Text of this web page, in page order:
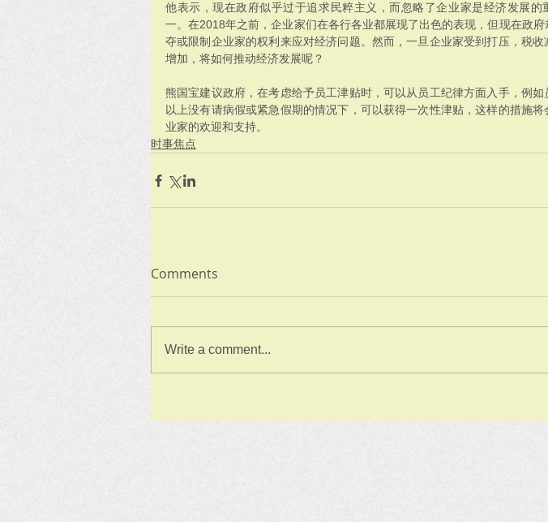
他表示，现在政府似乎过于追求民粹主义，而忽略了企业家是经济发展的
一。在2018年之前，企业家们在各行各业都展现了出色的表现，但现在政府
夺或限制企业家的权利来应对经济问题。然而，一旦企业家受到打压，税收
增加，将如何推动经济发展呢？
熊国宝建议政府，在考虑给予员工津贴时，可以从员工纪律方面入手，例如
以上没有请病假或紧急假期的情况下，可以获得一次性津贴，这样的措施将
业家的欢迎和支持。
时事焦点
Comments
Write a comment...